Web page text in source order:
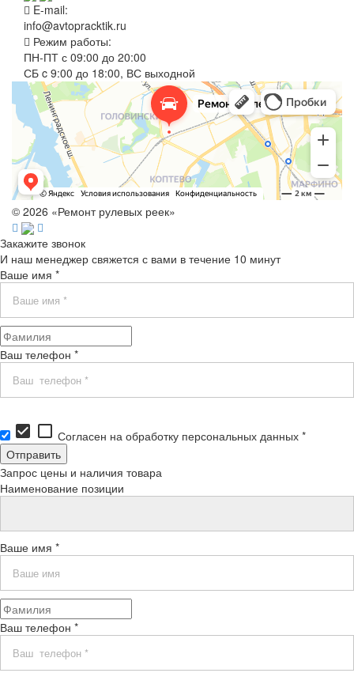
E-mail:
info@avtopracktik.ru
Режим работы:
ПН-ПТ с 09:00 до 20:00
СБ c 9:00 до 18:00, ВС выходной
© 2026 «Ремонт рулевых реек»
Закажите звонок
И наш менеджер свяжется с вами в течение 10 минут
Ваше имя *
Ваш телефон *
check_box check_box_outline_blank Согласен на обработку персональных данных *
Запрос цены и наличия товара
Наименование позиции
Ваше имя *
Ваш телефон *